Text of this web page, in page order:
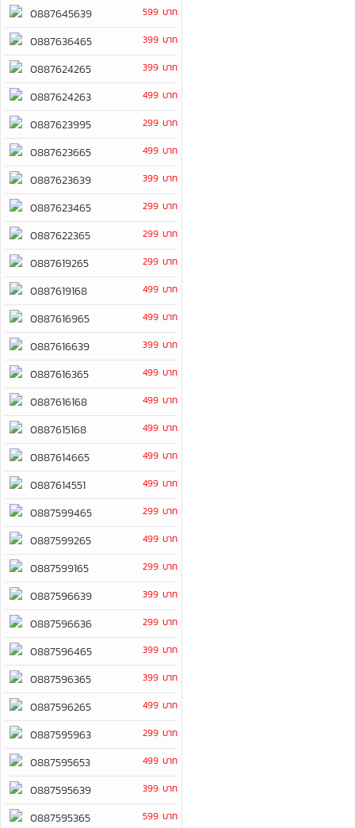
0887645639 599 บาท
0887636465 399 บาท
0887624265 399 บาท
0887624263 499 บาท
0887623995 299 บาท
0887623665 499 บาท
0887623639 399 บาท
0887623465 299 บาท
0887622365 299 บาท
0887619265 299 บาท
0887619168 499 บาท
0887616965 499 บาท
0887616639 399 บาท
0887616365 499 บาท
0887616168 499 บาท
0887615168 499 บาท
0887614665 499 บาท
0887614551 499 บาท
0887599465 299 บาท
0887599265 499 บาท
0887599165 299 บาท
0887596639 399 บาท
0887596636 299 บาท
0887596465 399 บาท
0887596365 399 บาท
0887596265 499 บาท
0887595963 299 บาท
0887595653 499 บาท
0887595639 399 บาท
0887595365 599 บาท